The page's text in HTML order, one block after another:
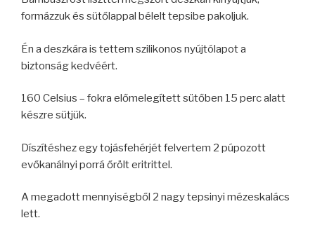
formázzuk és sütőlappal bélelt tepsibe pakoljuk.
Én a deszkára is tettem szilikonos nyújtólapot a
biztonság kedvéért.
160 Celsius – fokra előmelegített sütőben 15 perc alatt
készre sütjük.
Díszítéshez egy tojásfehérjét felvertem 2 púpozott
evőkanálnyi porrá őrölt eritrittel.
A megadott mennyiségből 2 nagy tepsinyi mézeskalács
lett.